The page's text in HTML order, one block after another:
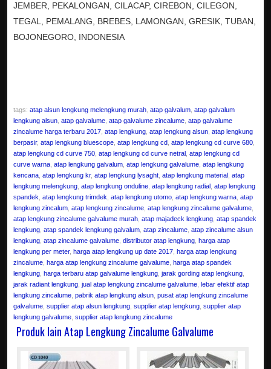
JEMBER, PEKALONGAN, CILACAP, CIREBON, CILEGON,
TEGAL, PEMALANG, BREBES, LAMONGAN, GRESIK, TUBAN,
BOJONEGORO, INDONESIA
tags:atap alsun lengkung melengkung murah ,atap galvalum ,atap galvalum
lengkung alsun ,atap galvalume ,atap galvalume zincalume ,atap galvalume
zincalume harga terbaru 2017 ,atap lengkung ,atap lengkung alsun ,atap lengkung
berpasir,atap lengkung bluescope ,atap lengkung cd ,atap lengkung cd curve 680
atap lengkung cd curve 750 ,atap lengkung cd curve netral ,atap lengkung cd
curve warna ,atap lengkung galvalum ,atap lengkung galvalume ,atap lengkung
kencana ,atap lengkung kr,atap lengkung lysaght ,atap lengkung material ,atap
lengkung melengkung ,atap lengkung onduline ,atap lengkung radial ,atap lengkung
spandek ,atap lengkung trimdek ,atap lengkung utomo ,atap lengkung warna ,atap
lengkung zincalum ,atap lengkung zincalume ,atap lengkung zincalume galvalume
atap lengkung zincalume galvalume murah ,atap majadeck lengkung ,atap spandek
lengkung ,atap spandek lengkung galvalum ,atap zincalume ,atap zincalume alsun
lengkung ,atap zincalume galvalume ,distributor atap lengkung harga atap
lengkung per meter, harga atap lengkung up date 2017 harga atap lengkung
zincalume harga atap lengkung zincalume galvalume harga atap spandek
lengkung harga terbaru atap galvalume lengkung ,jarak gording atap lengkung
jarak radiant lengkung ,jual atap lengkung zincalume galvalume
lebar efektif atap
lengkung zincalume ,pabrik atap lengkung alsun ,pusat atap lengkung zincalume
galvalume ,supplier atap alsun lengkung ,supplier atap lengkung ,supplier atap
lengkung galvalume ,supplier atap lengkung zincalume
Produk lain Atap Lengkung Zincalume Galvalume